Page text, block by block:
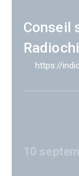
Conseil
https://
10